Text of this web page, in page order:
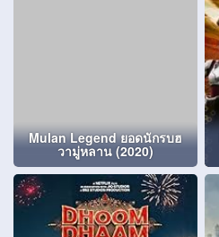
Mulan Legend ยอดนักรบฮ
วามู่หลาน (2020)